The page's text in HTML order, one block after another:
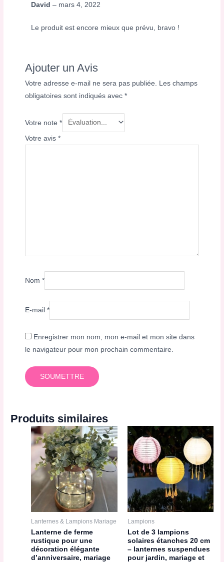
David– mars 4, 2022
Le produit est encore mieux que prévu, bravo !
Ajouter un Avis
Votre adresse e-mail ne sera pas publiée.
Les champs
obligatoires sont indiqués avec*
Votre note*
Votre avis*
Nom*
E-mail*
Enregistrer mon nom, mon e-mail et mon site dans
le navigateur pour mon prochain commentaire.
Produits similaires
Lanternes & Lampions Mariage
Lanterne de ferme
rustique pour une
décoration élégante
d’anniversaire, mariage
Lampions
Lot de 3 lampions
solaires étanches 20 cm
– lanternes suspendues
pour jardin, mariage et